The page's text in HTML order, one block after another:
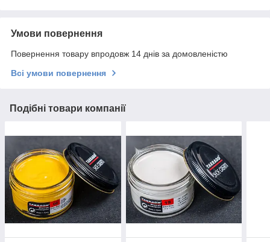
Умови повернення
Повернення товару впродовж 14 днів за домовленістю
Всі умови повернення
Подібні товари компанії